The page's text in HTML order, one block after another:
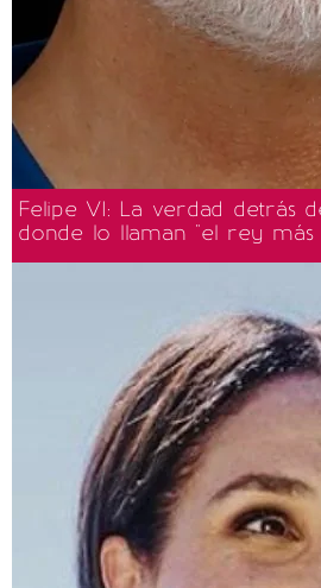
Felipe VI: La verdad detrás
donde lo llaman "el rey más